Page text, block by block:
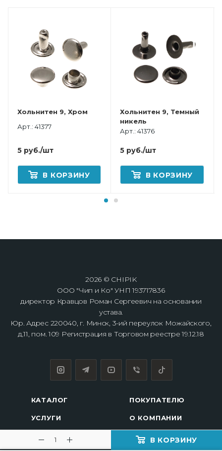
В КОРЗИНУ
Хольнитен 9, Хром
Арт.: 41377
5 руб./шт
В КОРЗИНУ
Хольнитен 9, Темный
никель
Арт.: 41376
5 руб./шт
В КОРЗИНУ
2026 © CHIPIK
ООО "Чип и Ко" УНП 193717836
директор Кравцов Роман Сергеевич на основании
устава.
Юр. Адрес 220040, г. Минск, 3-ий переулок Можайского,
д.11, пом. 109 Регистрация в Торговом реестре 19.12.18
КАТАЛОГ
УСЛУГИ
МАРКИ АВТО
ПОКУПАТЕЛЮ
О КОМПАНИИ
АДРЕСА ТОЧЕК